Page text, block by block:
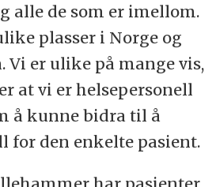
Fast
100
alle de som er imellom.
plasser i Norge og
Vi er ulike på mange vis,
at vi er helsepersonell
å kunne bidra til å
for den enkelte pasient.